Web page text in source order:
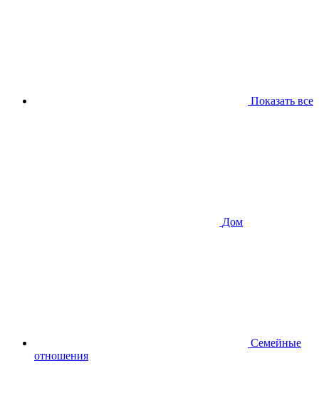
Показать все
Дом
Семейные
отношения